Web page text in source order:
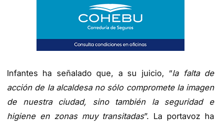
Infantes ha señalado que, a su juicio, “la falta de
acción de la alcaldesa no sólo compromete la imagen
de nuestra ciudad, sino también la seguridad e
higiene en zonas muy transitadas”. La portavoz ha